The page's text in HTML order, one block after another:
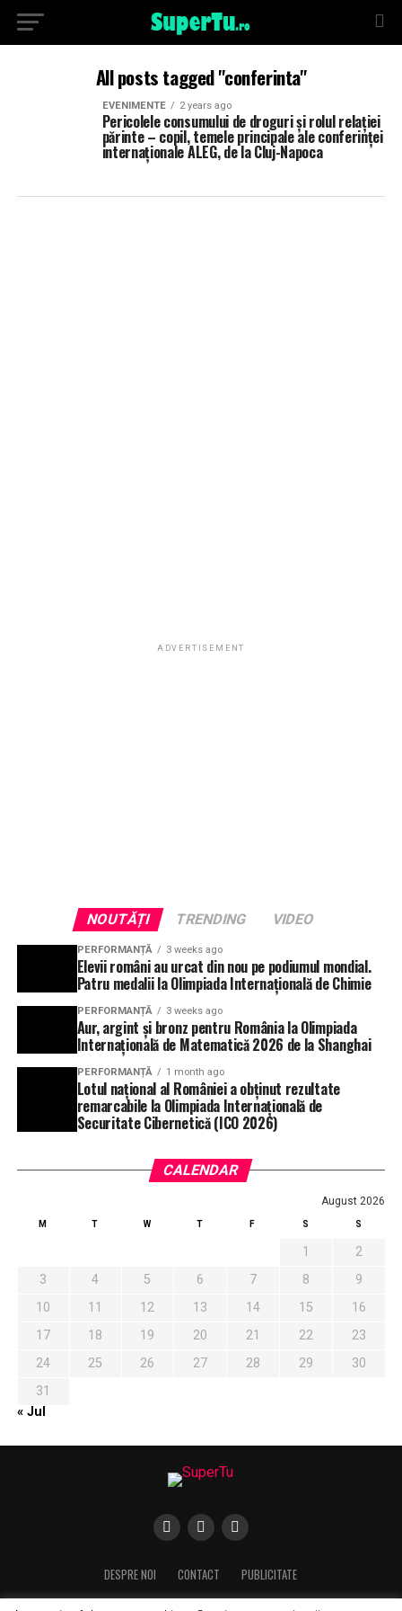
All posts tagged "conferinta"
EVENIMENTE 2 years ago
Pericolele consumului de droguri și rolul relației
părinte – copil, temele principale ale conferinței
internaționale ALEG, de la Cluj-Napoca
ADVERTISEMENT
NOUTĂȚI TRENDING VIDEO
PERFORMANȚĂ 3 weeks ago
Elevii români au urcat din nou pe podiumul mondial.
Patru medalii la Olimpiada Internațională de Chimie
PERFORMANȚĂ 3 weeks ago
Aur, argint și bronz pentru România la Olimpiada
Internațională de Matematică 2026 de la Shanghai
PERFORMANȚĂ 1 month ago
Lotul național al României a obținut rezultate
remarcabile la Olimpiada Internațională de
Securitate Cibernetică (ICO 2026)
CALENDAR
August 2026
M T W T F S S
1
2
3
4 5 6 7 8
9
10
11 12 13 14 15
16
17
18 19 20 21 22
23
24
25 26 27 28 29
30
31
« Jul
DESPRE NOI CONTACT PUBLICITATE